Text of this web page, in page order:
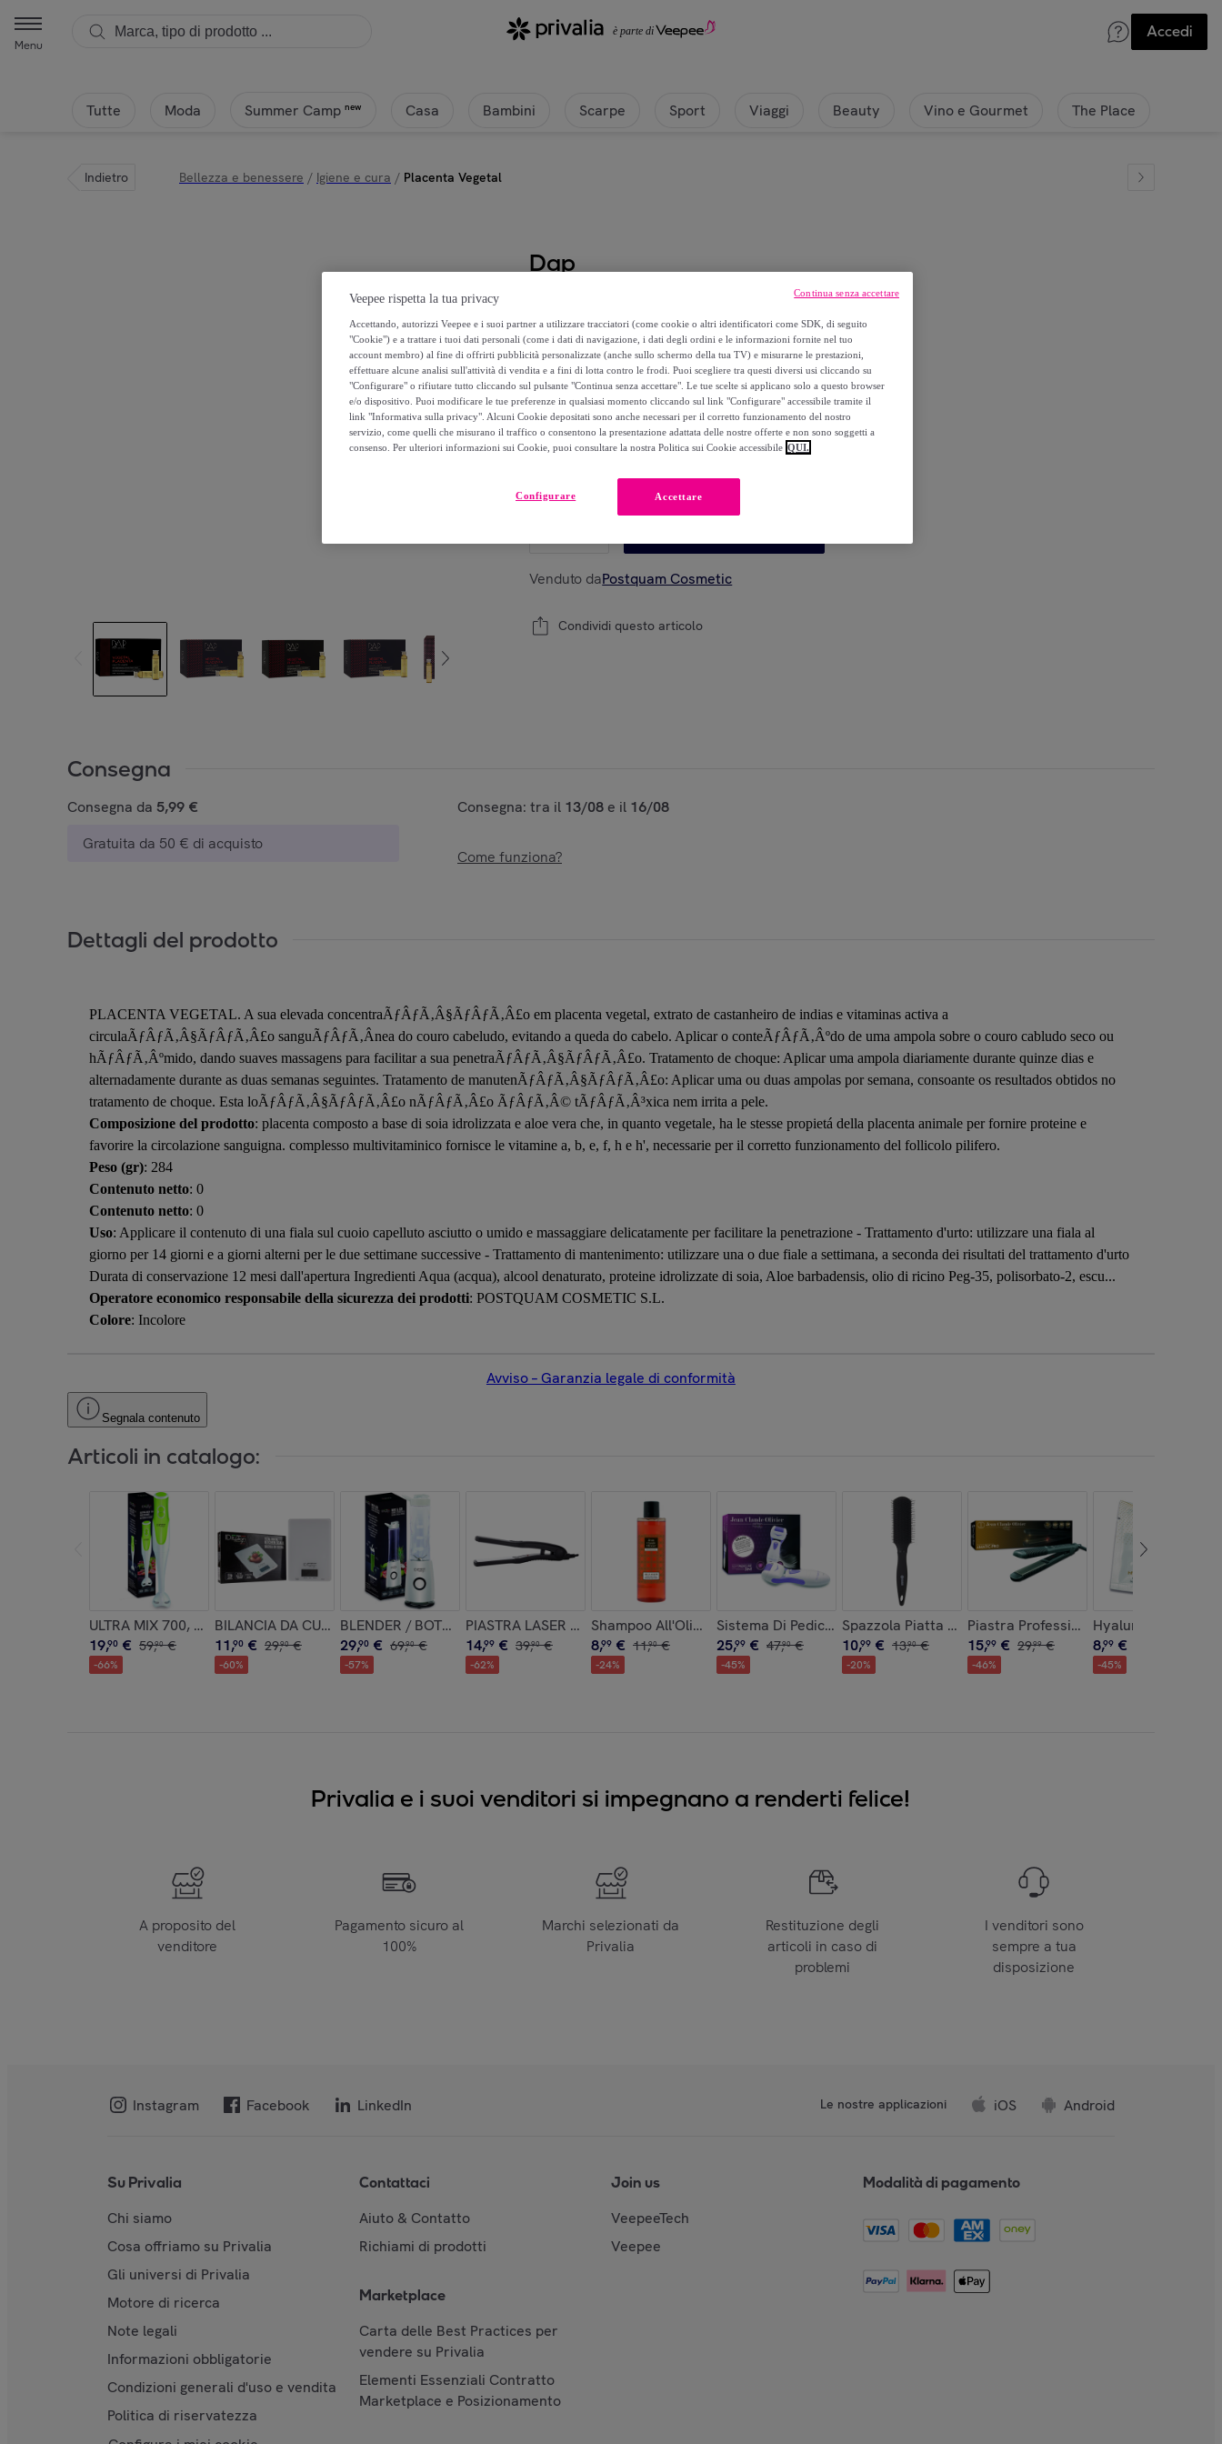
Menu
Accedi
Tutte Moda Summer Camp new Casa Bambini Scarpe Sport Viaggi Beauty Vino e Gourmet The Place
Indietro Bellezza e benessere / Igiene e cura / Placenta Vegetal
Dap
16,99 €
71, €
-76%
Modello: Placenta Vegetal
Venduto daPostquam Cosmetic
Condividi questo articolo
Consegna
Consegna da 5,99 €
Gratuita da 50 € di acquisto
Consegna: tra il 13/08 e il 16/08
Come funziona?
Dettagli del prodotto
PLACENTA VEGETAL. A sua elevada concentraÃƒÂƒÃ‚Â§ÃƒÂƒÃ‚Â£o em placenta vegetal, extrato de castanheiro de indias e vitaminas activa a
circulaÃƒÂƒÃ‚Â§ÃƒÂƒÃ‚Â£o sanguÃƒÂƒÃ‚Â­nea do couro cabeludo, evitando a queda do cabelo. Aplicar o conteÃƒÂƒÃ‚Âºdo de uma ampola sobre o couro cabludo seco ou
hÃƒÂƒÃ‚Âºmido, dando suaves massagens para facilitar a sua penetraÃƒÂƒÃ‚Â§ÃƒÂƒÃ‚Â£o. Tratamento de choque: Aplicar uma ampola diariamente durante quinze dias e
alternadamente durante as duas semanas seguintes. Tratamento de manutenÃƒÂƒÃ‚Â§ÃƒÂƒÃ‚Â£o: Aplicar uma ou duas ampolas por semana, consoante os resultados obtidos no
tratamento de choque. Esta loÃƒÂƒÃ‚Â§ÃƒÂƒÃ‚Â£o nÃƒÂƒÃ‚Â£o ÃƒÂƒÃ‚Â© tÃƒÂƒÃ‚Â³xica nem irrita a pele.
Composizione del prodotto: placenta composto a base di soia idrolizzata e aloe vera che, in quanto vegetale, ha le stesse propietá della placenta animale per fornire proteine e
favorire la circolazione sanguigna. complesso multivitaminico fornisce le vitamine a, b, e, f, h e h', necessarie per il corretto funzionamento del follicolo pilifero.
Peso (gr): 284
Contenuto netto: 0
Contenuto netto: 0
Uso: Applicare il contenuto di una fiala sul cuoio capelluto asciutto o umido e massaggiare delicatamente per facilitare la penetrazione - Trattamento d'urto: utilizzare una fiala al
giorno per 14 giorni e a giorni alterni per le due settimane successive - Trattamento di mantenimento: utilizzare una o due fiale a settimana, a seconda dei risultati del trattamento d'urto
Durata di conservazione 12 mesi dall'apertura Ingredienti Aqua (acqua), alcool denaturato, proteine idrolizzate di soia, Aloe barbadensis, olio di ricino Peg-35, polisorbato-2, escu...
Operatore economico responsabile della sicurezza dei prodotti: POSTQUAM COSMETIC S.L.
Colore: Incolore
Avviso – Garanzia legale di conformità
Segnala contenuto
Articoli in catalogo:
ULTRA MIX 700, 700w
19,90 € 59,90 €
-66%
BILANCIA DA CUCINA DIGITALE TOTALE
11,90 € 29,90 €
-60%
BLENDER / BOTTIGLIA PORTATILE, 260w
29,90 € 69,90 €
-57%
PIASTRA LASER CERAMICA 9500
14,99 € 39,90 €
-62%
Shampoo All'Olio Di Argan 225 Ml.
8,99 € 11,90 €
-24%
Sistema Di Pedicure Professionale Smooth Pedicure
25,99 € 47,90 €
-45%
Spazzola Piatta Carbon BambÃƒÂƒÃ‚Â¹
10,99 € 13,90 €
-20%
Piastra Professionale In Ceramica
15,99 € 29,99 €
-46%
Hyaluronic Serum.
8,99 €
-45%
Privalia e i suoi venditori si impegnano a renderti felice!
A proposito del
venditore
Pagamento sicuro al
100%
Marchi selezionati da
Privalia
Restituzione degli
articoli in caso di
problemi
I venditori sono
sempre a tua
disposizione
Instagram Facebook LinkedIn Le nostre applicazioni iOS Android
Su Privalia
Chi siamo
Cosa offriamo su Privalia
Gli universi di Privalia
Motore di ricerca
Note legali
Informazioni obbligatorie
Condizioni generali d'uso e vendita
Politica di riservatezza
Contattaci
Aiuto & Contatto
Richiami di prodotti
Marketplace
Carta delle Best Practices per
vendere su Privalia
Elementi Essenziali Contratto
Marketplace e Posizionamento
Join us
VeepeeTech
Veepee
Modalità di pagamento
Veepee rispetta la tua privacy
Accettando, autorizzi Veepee e i suoi partner a utilizzare tracciatori (come cookie o altri identificatori come SDK, di seguito
"Cookie") e a trattare i tuoi dati personali (come i dati di navigazione, i dati degli ordini e le informazioni fornite nel tuo
account membro) al fine di offrirti pubblicità personalizzate (anche sullo schermo della tua TV) e misurarne le prestazioni,
effettuare alcune analisi sull'attività di vendita e a fini di lotta contro le frodi. Puoi scegliere tra questi diversi usi cliccando su
"Configurare" o rifiutare tutto cliccando sul pulsante "Continua senza accettare". Le tue scelte si applicano solo a questo browser
e/o dispositivo. Puoi modificare le tue preferenze in qualsiasi momento cliccando sul link "Configurare" accessibile tramite il
link "Informativa sulla privacy". Alcuni Cookie depositati sono anche necessari per il corretto funzionamento del nostro
servizio, come quelli che misurano il traffico o consentono la presentazione adattata delle nostre offerte e non sono soggetti a
consenso. Per ulteriori informazioni sui Cookie, puoi consultare la nostra Politica sui Cookie accessibile QUI.
Accettare
Configurare
Continua senza accettare